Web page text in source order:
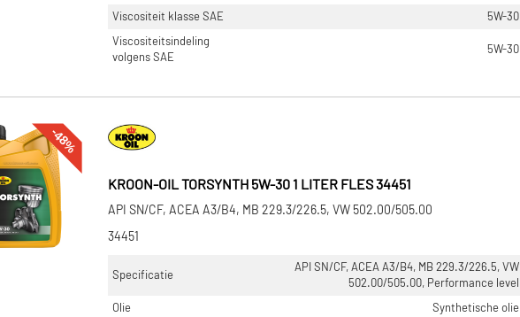
Viscositeit klasse SAE
5W-30
Viscositeitsindeling
volgens SAE
5W-30
-48%
KROON-OIL TORSYNTH 5W-30 1 LITER FLES 34451
API SN/CF, ACEA A3/B4, MB 229.3/226.5, VW 502.00/505.00
34451
Specificatie
API SN/CF, ACEA A3/B4, MB 229.3/226.5, VW
502.00/505.00, Performance level
Olie
Synthetische olie